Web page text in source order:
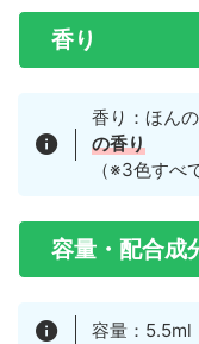
香り
香り：ほん
の香り
（※3色すべ
容量・配合成
容量：5.5ml